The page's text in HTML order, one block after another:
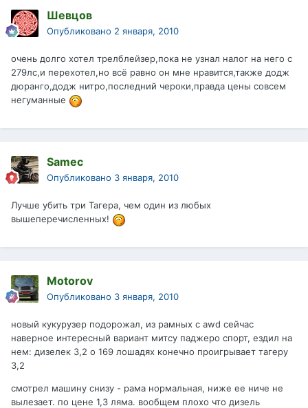
Шевцов
Опубликовано 2 января, 2010
очень долго хотел трелблейзер,пока не узнал налог на него с
279лс,и перехотел,но всё равно он мне нравится,также додж
дюранго,додж нитро,последний чероки,правда цены совсем
негуманные
Samec
Опубликовано 3 января, 2010
Лучше убить три Тагера, чем один из любых
вышеперечисленных!
Motorov
Опубликовано 3 января, 2010
новый кукурузер подорожал, из рамных с awd сейчас
наверное интересный вариант митсу паджеро спорт, ездил на
нем: дизелек 3,2 о 169 лошадях конечно проигрывает тагеру
3,2
смотрел машину снизу - рама нормальная, ниже ее ниче не
вылезает. по цене 1,3 ляма. вообщем плохо что дизель